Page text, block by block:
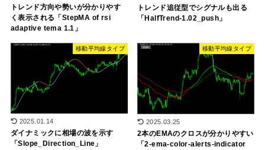
トレンド方向や勢いが分かりやす
く表示される「StepMA of rsi
adaptive tema 1.1」
トレンド追従型でシグナルも出る
「HalfTrend-1.02_push」
移動平均線タイプ
2025.01.14
ダイナミックに相場の波を示す
「Slope_Direction_Line」
移動平均線タイプ
2025.03.25
2本のEMAのクロスが分かりやすい
「2-ema-color-alerts-indicator